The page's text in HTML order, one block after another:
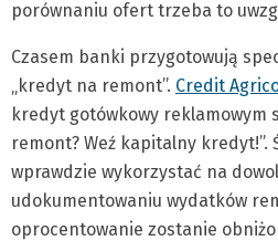
porównaniu ofert trzeba to
Czasem banki przygotowują
„kredyt na remont”. Credit
kredyt gotówkowy reklamowym
remont? Weź kapitalny
wprawdzie wykorzystać na
udokumentowaniu wydatków
oprocentowanie zostanie